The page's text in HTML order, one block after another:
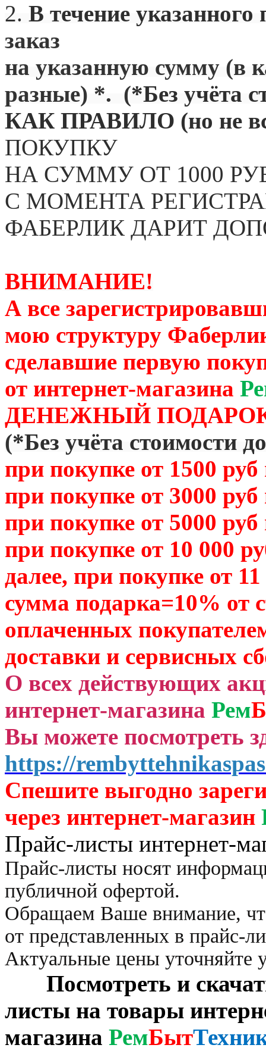
2. В течение указанного
заказ
на указанную сумму (в
разные) *. (*Без учёта
КАК ПРАВИЛО (но не
ПОКУПКУ
НА СУММУ ОТ 1000
С МОМЕНТА
ФАБЕРЛИК ДАРИТ
ВНИМАНИЕ!
А все
мою структуру
сделавшие первую
от интернет-магазина
ДЕНЕЖНЫЙ
(*Без учёта стоимости
при покупке от 1500
при покупке от 3000
при покупке от 5000
при покупке от 10 000
далее, при покупке от
сумма подарка=10% от
оплаченных
доставки и сервисных
О всех действующих
интернет-магазина Рем
Вы можете посмотреть
https://
Спешите выгодно зар
через интернет-магазин
Прайс-листы интернет-
Прайс-листы носят
публичной офертой.
Обращаем Ваше внимание,
от представленных в прайс-
Актуальные цены уточняйте
Посмотреть и
листы на товары
магазина РемБыт